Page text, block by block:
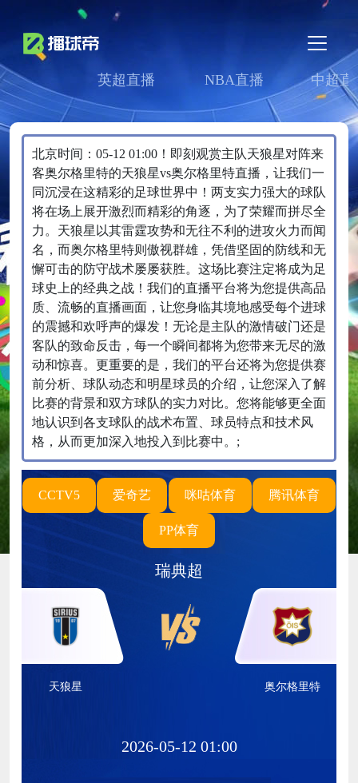
英超直播 NBA直播 中超直
北京时间：05-12 01:00！即刻观赏主队天狼星对阵来
客奥尔格里特的天狼星vs奥尔格里特直播，让我们一
同沉浸在这精彩的足球世界中！两支实力强大的球队
将在场上展开激烈而精彩的角逐，为了荣耀而拼尽全
力。天狼星以其雷霆攻势和无往不利的进攻火力而闻
名，而奥尔格里特则傲视群雄，凭借坚固的防线和无
懈可击的防守战术屡屡获胜。这场比赛注定将成为足
球史上的经典之战！我们的直播平台将为您提供高品
质、流畅的直播画面，让您身临其境地感受每个进球
的震撼和欢呼声的爆发！无论是主队的激情破门还是
客队的致命反击，每一个瞬间都将为您带来无尽的激
动和惊喜。更重要的是，我们的平台还将为您提供赛
前分析、球队动态和明星球员的介绍，让您深入了解
比赛的背景和双方球队的实力对比。您将能够更全面
地认识到各支球队的战术布置、球员特点和技术风
格，从而更加深入地投入到比赛中。;
CCTV5 爱奇艺 咪咕体育 腾讯体育
PP体育
瑞典超
天狼星 奥尔格里特
2026-05-12 01:00